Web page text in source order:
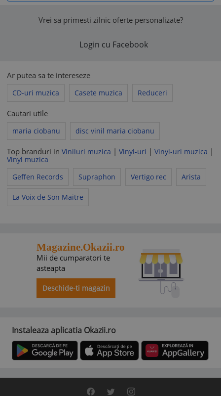
Vrei sa primesti zilnic oferte personalizate?
Login cu Facebook
Ar putea sa te intereseze
CD-uri muzica Casete muzica Reduceri
Cautari utile
maria ciobanu disc vinil maria ciobanu
Top branduri in Viniluri muzica | Vinyl-uri | Vinyl-uri muzica |
Vinyl muzica
Geffen Records
Supraphon Vertigo rec Arista
La Voix de Son Maitre
Magazine.Okazii.ro
Mii de cumparatori te
asteapta
Deschide-ti magazin
Instaleaza aplicatia Okazii.ro